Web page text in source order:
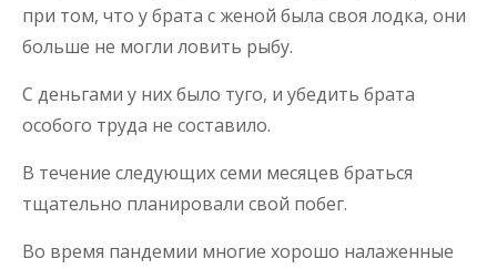
при том, что у брата с женой была своя лодка, они
больше не могли ловить рыбу.
С деньгами у них было туго, и убедить брата
особого труда не составило.
В течение следующих семи месяцев браться
тщательно планировали свой побег.
Во время пандемии многие хорошо налаженные